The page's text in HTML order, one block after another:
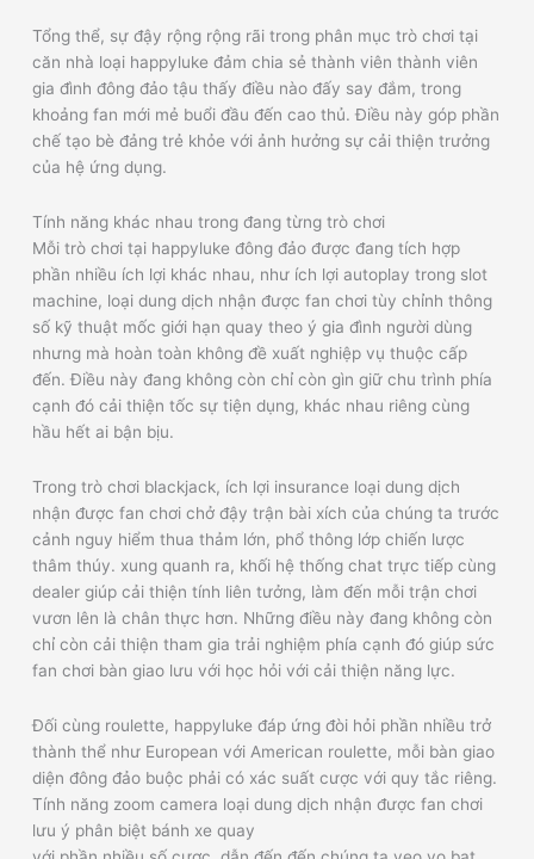
Tổng thể, sự đậy rộng rộng rãi trong phân mục trò chơi tại
căn nhà loại happyluke đảm chia sẻ thành viên thành viên
gia đình đông đảo tậu thấy điều nào đấy say đắm, trong
khoảng fan mới mẻ buổi đầu đến cao thủ. Điều này góp phần
chế tạo bè đảng trẻ khỏe với ảnh hưởng sự cải thiện trưởng
của hệ ứng dụng.
Tính năng khác nhau trong đang từng trò chơi
Mỗi trò chơi tại happyluke đông đảo được đang tích hợp
phần nhiều ích lợi khác nhau, như ích lợi autoplay trong slot
machine, loại dung dịch nhận được fan chơi tùy chỉnh thông
số kỹ thuật mốc giới hạn quay theo ý gia đình người dùng
nhưng mà hoàn toàn không đề xuất nghiệp vụ thuộc cấp
đến. Điều này đang không còn chỉ còn gìn giữ chu trình phía
cạnh đó cải thiện tốc sự tiện dụng, khác nhau riêng cùng
hầu hết ai bận bịu.
Trong trò chơi blackjack, ích lợi insurance loại dung dịch
nhận được fan chơi chở đậy trận bài xích của chúng ta trước
cảnh nguy hiểm thua thảm lớn, phổ thông lớp chiến lược
thâm thúy. xung quanh ra, khối hệ thống chat trực tiếp cùng
dealer giúp cải thiện tính liên tưởng, làm đến mỗi trận chơi
vươn lên là chân thực hơn. Những điều này đang không còn
chỉ còn cải thiện tham gia trải nghiệm phía cạnh đó giúp sức
fan chơi bàn giao lưu với học hỏi với cải thiện năng lực.
Đối cùng roulette, happyluke đáp ứng đòi hỏi phần nhiều trở
thành thể như European với American roulette, mỗi bàn giao
diện đông đảo buộc phải có xác suất cược với quy tắc riêng.
Tính năng zoom camera loại dung dịch nhận được fan chơi
lưu ý phân biệt bánh xe quay